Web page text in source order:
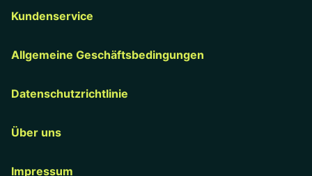
Kundenservice
Allgemeine Geschäftsbedingungen
Datenschutzrichtlinie
Über uns
Impressum